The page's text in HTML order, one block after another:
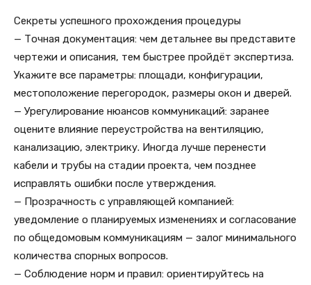
Секреты успешного прохождения процедуры
— Точная документация: чем детальнее вы представите
чертежи и описания, тем быстрее пройдёт экспертиза.
Укажите все параметры: площади, конфигурации,
местоположение перегородок, размеры окон и дверей.
— Урегулирование нюансов коммуникаций: заранее
оцените влияние переустройства на вентиляцию,
канализацию, электрику. Иногда лучше перенести
кабели и трубы на стадии проекта, чем позднее
исправлять ошибки после утверждения.
— Прозрачность с управляющей компанией:
уведомление о планируемых изменениях и согласование
по общедомовым коммуникациям — залог минимального
количества спорных вопросов.
— Соблюдение норм и правил: ориентируйтесь на